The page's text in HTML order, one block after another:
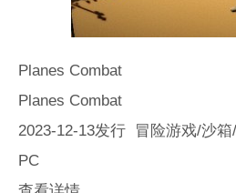
Planes Combat
Planes Combat
2023-12-13发行 冒险游戏/沙
PC